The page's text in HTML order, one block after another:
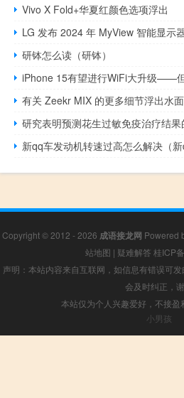
Vivo X Fold+华夏红颜色选项浮出
LG 发布 2024 年 MyView 智能显示
研钵怎么读（研钵）
iPhone 15有望进行WiFi大升级——
有关 Zeekr MIX 的更多细节浮出水面
研究表明预测花生过敏免疫治疗结果
新qq车发动机转速过高怎么解决（新
Copyright © 2012 - 2026 成语接龙网 Powered
站地图 | 疑难解答 桂ICP
声明：本站内容来自互联网，如信息有错误可
会及时纠正，
本站仅为个人兴趣爱好，不接盈
小男孩